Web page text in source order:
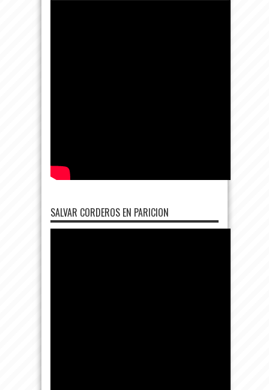
SALVAR CORDEROS EN PARICION